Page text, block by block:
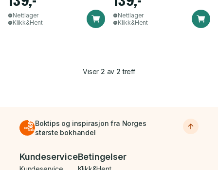
Nettlager
Klikk&Hent
Nettlager
Klikk&Hent
Viser 2 av 2 treff
Boktips og inspirasjon fra Norges
største bokhandel
Bunnmeny
KundeserviceBetingelser